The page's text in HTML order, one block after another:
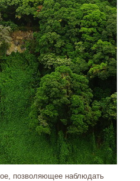
позволяющее наблюдать